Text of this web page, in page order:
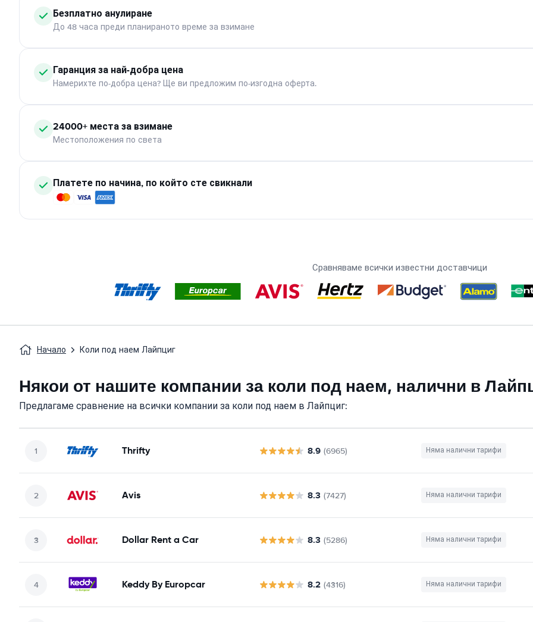
Безплатно анулиране
До 48 часа преди планираното време за взимане
Гаранция за най-добра цена
Намерихте по-добра цена? Ще ви предложим по-изгодна оферта.
24000+ места за взимане
Местоположения по света
Платете по начина, по който сте свикнали
Сравняваме всички известни доставчици
Начало Коли под наем Лайпциг
Някои от нашите компании за коли под наем, налични в
Предлагаме сравнение на всички компании за коли под наем в Лайпциг:
Thrifty 8.9 (6965) Няма налични тарифи
Avis 8.3 (7427) Няма налични тарифи
Dollar Rent a Car 8.3 (5286) Няма налични тарифи
Keddy By Europcar 8.2 (4316) Няма налични тарифи